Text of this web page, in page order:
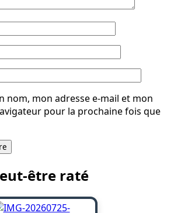
nom, mon adresse e-mail et mon
pour la prochaine fois que
être raté